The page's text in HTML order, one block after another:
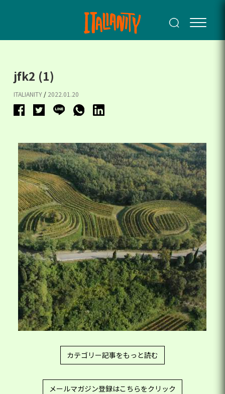
jfk2 (1)
ITALIANITY / 2022.01.20
カテゴリー記事をもっと読む
メールマガジン登録はこちらをクリック